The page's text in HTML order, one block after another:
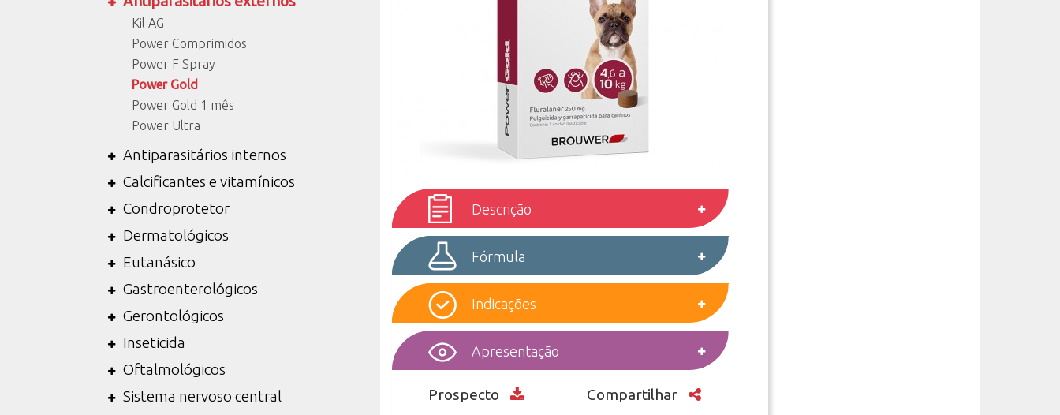
Kil AG
Power Comprimidos
Power F Spray
Power Gold
Power Gold 1 mês
Power Ultra
Antiparasitários internos
Calcificantes e vitamínicos
Condroprotetor
Dermatológicos
Eutanásico
Gastroenterológicos
Gerontológicos
Inseticida
Oftalmológicos
Sistema nervoso central
Descrição
Fórmula
Indicações
Apresentação
Prospecto Compartilhar